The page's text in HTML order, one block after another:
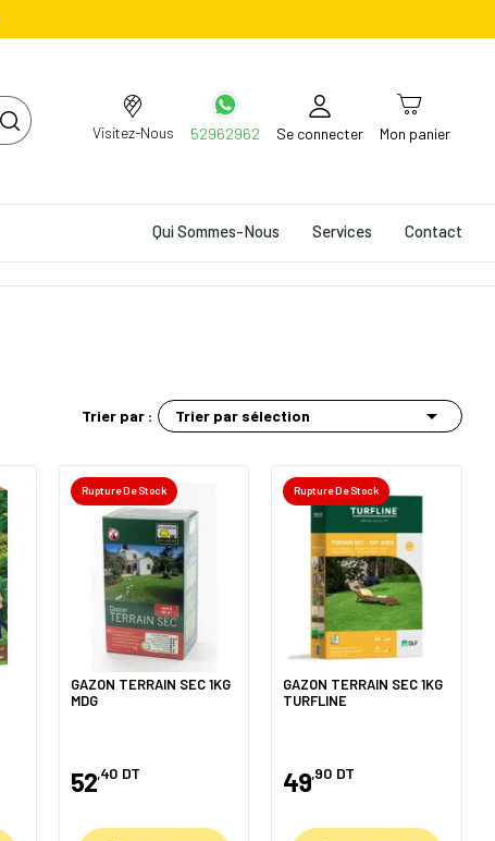
Visitez-Nous 52962962 Se connecter Mon panier
Qui Sommes-Nous Services Contact
Trier par : Trier par sélection 
Rupture De Stock
GAZON TERRAIN SEC 1KG
MDG
52,40 DT
Rupture De Stock
GAZON TERRAIN SEC 1KG
TURFLINE
49,90 DT